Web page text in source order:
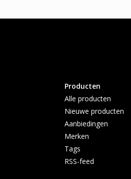
Producten
Alle producten
Nieuwe producten
Aanbiedingen
Merken
Tags
RSS-feed